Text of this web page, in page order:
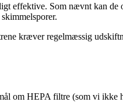
effektive. Som nævnt kan
kræver regelmæssig
om HEPA filtre (som vi ikke